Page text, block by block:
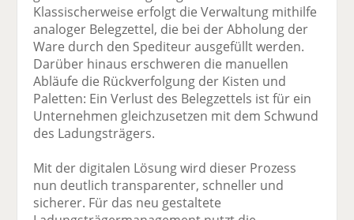
Klassischerweise erfolgt die Verwaltung mithilfe
analoger Belegzettel, die bei der Abholung der
Ware durch den Spediteur ausgefüllt werden.
Darüber hinaus erschweren die manuellen
Abläufe die Rückverfolgung der Kisten und
Paletten: Ein Verlust des Belegzettels ist für ein
Unternehmen gleichzusetzen mit dem Schwund
des Ladungsträgers.
Mit der digitalen Lösung wird dieser Prozess
nun deutlich transparenter, schneller und
sicherer. Für das neu gestaltete